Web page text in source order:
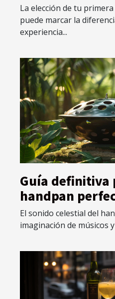
paddle surf
La elección de tu
puede marcar la
experiencia...
Guía definitiva
handpan
principiantes
El sonido celestial del
imaginación de músicos